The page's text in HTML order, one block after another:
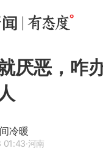
厌恶，咋
冷暖
·河南